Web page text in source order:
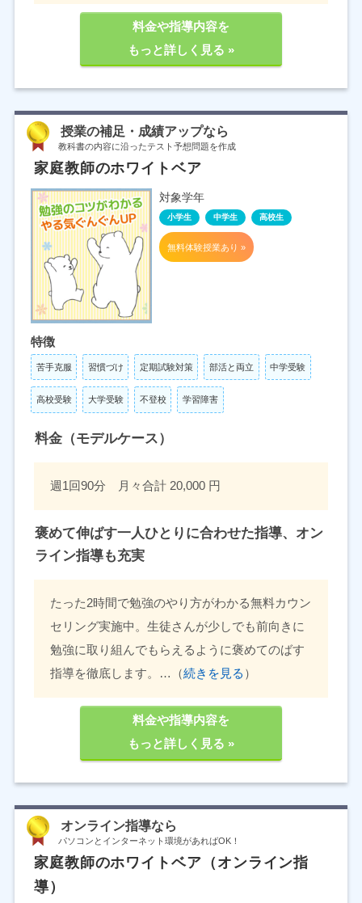
料金や指導内容を
もっと詳しく見る »
授業の補足・成績アップなら
教科書の内容に沿ったテスト予想問題を作成
家庭教師のホワイトベア
対象学年
小学生 中学生 高校生
無料体験授業あり »
特徴
苦手克服 習慣づけ 定期試験対策 部活と両立 中学受験
高校受験 大学受験 不登校 学習障害
料金（モデルケース）
週1回90分 月々合計 20,000 円
褒めて伸ばす一人ひとりに合わせた指導、オン
ライン指導も充実
たった2時間で勉強のやり方がわかる無料カウン
セリング実施中。生徒さんが少しでも前向きに
勉強に取り組んでもらえるように褒めてのばす
指導を徹底します。…（続きを見る ）
料金や指導内容を
もっと詳しく見る »
オンライン指導なら
パソコンとインターネット環境があればOK！
家庭教師のホワイトベア（オンライン指
導）